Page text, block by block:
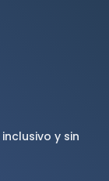
y sin